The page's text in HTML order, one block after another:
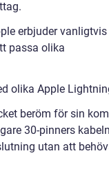
erbjuder vanligtvis
passa olika
olika Apple
beröm för sin
30-pinners
utan att